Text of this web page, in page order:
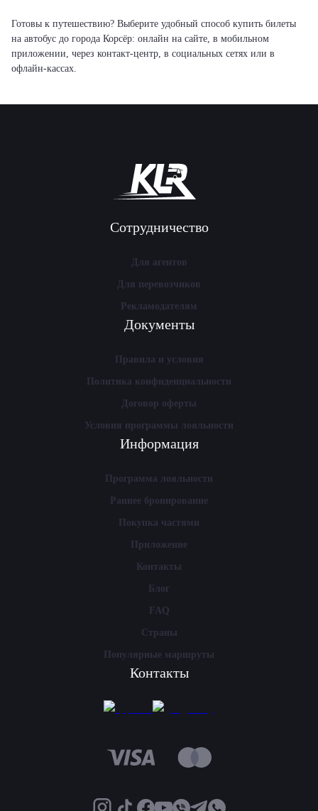
Готовы к путешествию? Выберите удобный способ купить билеты
на автобус до города Корсёр: онлайн на сайте, в мобильном
приложении, через контакт-центр, в социальных сетях или в
офлайн-кассах.
Сотрудничество
Для агентов
Для перевозчиков
Рекламодателям
Документы
Правила и условия
Политика конфиденциальности
Договор оферты
Условия программы лояльности
Информация
Программа лояльности
Раннее бронирование
Покупка частями
Приложение
Контакты
Блог
FAQ
Страны
Популярные маршруты
Контакты